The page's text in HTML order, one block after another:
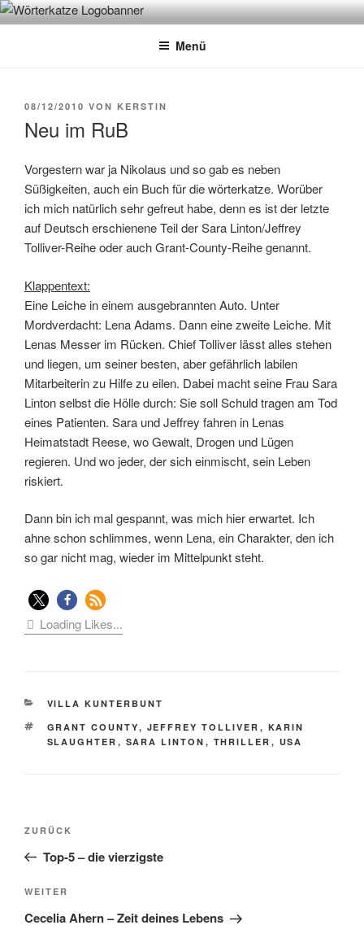
Zum
InhaltWÖRTERKATZE
Von Büchern erzählen
Menü
VERÖFFENTLICHT
08/12/2010 VON KERSTIN
Neu im RuB
Vorgestern war ja Nikolaus und so gab es neben
Süßigkeiten, auch ein Buch für die wörterkatze. Worüber
ich mich natürlich sehr gefreut habe, denn es ist der letzte
auf Deutsch erschienene Teil der Sara Linton/Jeffrey
Tolliver-Reihe oder auch Grant-County-Reihe genannt.
Klappentext:
Eine Leiche in einem ausgebrannten Auto. Unter
Mordverdacht: Lena Adams. Dann eine zweite Leiche. Mit
Lenas Messer im Rücken. Chief Tolliver lässt alles stehen
und liegen, um seiner besten, aber gefährlich labilen
Mitarbeiterin zu Hilfe zu eilen. Dabei macht seine Frau Sara
Linton selbst die Hölle durch: Sie soll Schuld tragen am Tod
eines Patienten. Sara und Jeffrey fahren in Lenas
Heimatstadt Reese, wo Gewalt, Drogen und Lügen
regieren. Und wo jeder, der sich einmischt, sein Leben
riskiert.
Dann bin ich mal gespannt, was mich hier erwartet. Ich
ahne schon schlimmes, wenn Lena, ein Charakter, den ich
so gar nicht mag, wieder im Mittelpunkt steht.
Loading Likes...
KATEGORIEN
VILLA KUNTERBUNT
SCHLAGWÖRTER
GRANT COUNTY, JEFFREY TOLLIVER , KARIN
SLAUGHTER , SARA LINTON , THRILLER , USA
Beitragsnavigation
Vorheriger
Beitrag
ZURÜCK
Top-5 – die vierzigste
Nächster
Beitrag
WEITER
Cecelia Ahern – Zeit deines Lebens